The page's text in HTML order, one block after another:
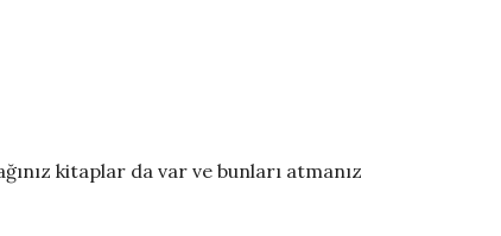
kitaplar da var ve bunları atmanız